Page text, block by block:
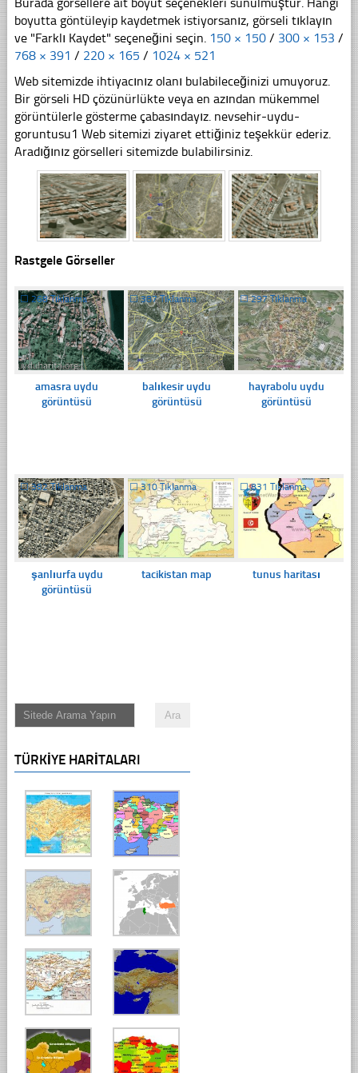
boyutta göntüleyip kaydetmek istiyorsanız, görseli tıklayın
ve "Farklı Kaydet" seçeneğini seçin. 150 × 150 / 300 × 153 /
768 × 391 / 220 × 165 / 1024 × 521
Web sitemizde ihtiyacınız olanı bulabileceğinizi umuyoruz.
Bir görseli HD çözünürlükte veya en azından mükemmel
görüntülerle gösterme çabasındayız. nevsehir-uydu-
goruntusu1 Web sitemizi ziyaret ettiğiniz teşekkür ederiz.
Aradığınız görselleri sitemizde bulabilirsiniz.
Rastgele Görseller
☐ 268 Tıklanma
amasra uydu
görüntüsü
☐387 Tıklanma
balıkesir uydu
görüntüsü
☐297 Tıklanma
hayrabolu uydu
görüntüsü
☐382 Tıklanma
şanlıurfa uydu
görüntüsü
☐310 Tıklanma
tacikistan map
☐831 Tıklanma
tunus haritası
TÜRKIYE HARITALARI